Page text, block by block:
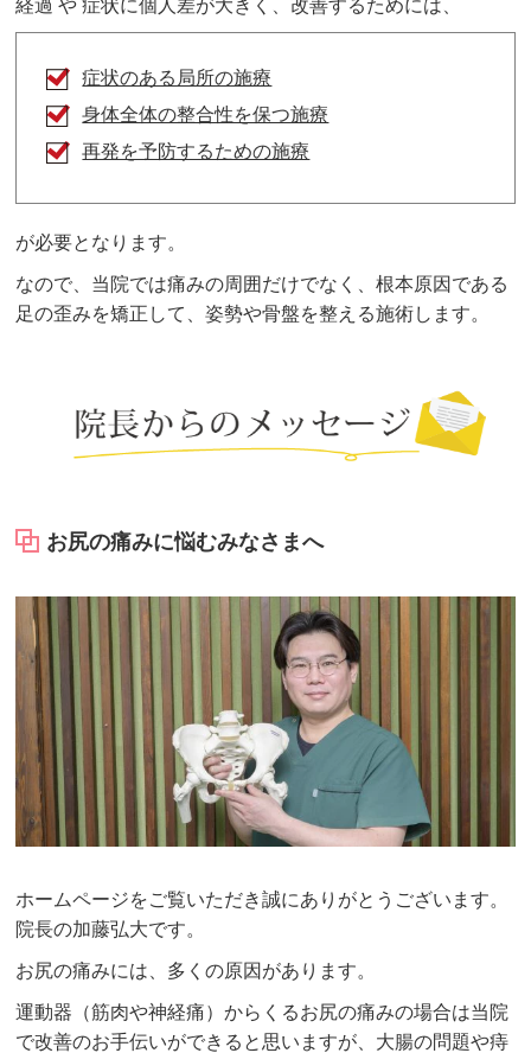
経過 や 症状に個人差が大きく、改善するためには、
症状のある局所の施療
身体全体の整合性を保つ施療
再発を予防するための施療
が必要となります。
なので、当院では痛みの周囲だけでなく、根本原因である
足の歪みを矯正して、姿勢や骨盤を整える施術します。
お尻の痛みに悩むみなさまへ
ホームページをご覧いただき誠にありがとうございます。
院長の加藤弘大です。
お尻の痛みには、多くの原因があります。
運動器（筋肉や神経痛）からくるお尻の痛みの場合は当院
で改善のお手伝いができると思いますが、大腸の問題や痔